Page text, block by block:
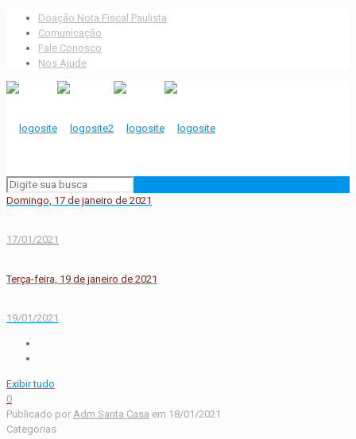
Doação Nota Fiscal Paulista
Comunicação
Fale Conosco
Nos Ajude
Domingo, 17 de janeiro de 2021
17/01/2021
Terça-feira, 19 de janeiro de 2021
19/01/2021
Exibir tudo
0
Publicado por Adm Santa Casa em 18/01/2021
Categorias